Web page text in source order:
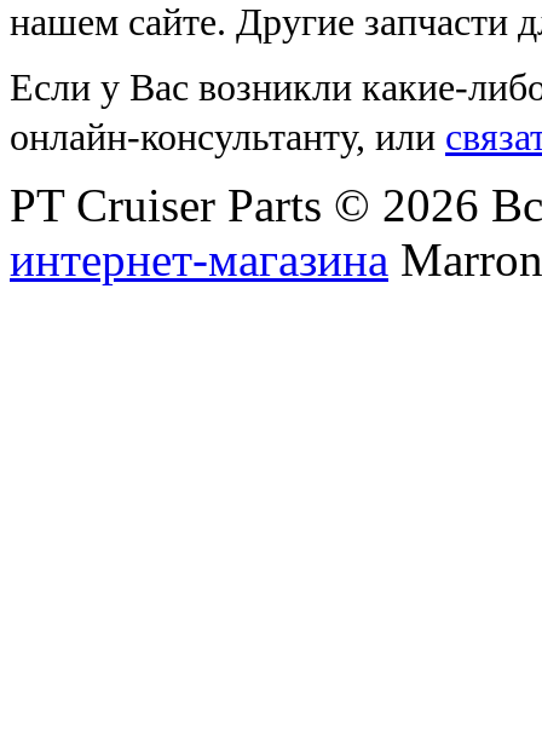
нашем сайте. Другие запчасти
Если у Вас возникли какие-
онлайн-консультанту, или
PT Cruiser Parts © 2026
интернет-магазина